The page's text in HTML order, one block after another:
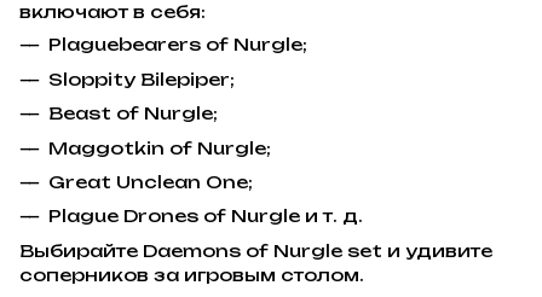
включают в себя:
Plaguebearers of Nurgle;
Sloppity Bilepiper;
Beast of Nurgle;
Maggotkin of Nurgle;
Great Unclean One;
Plague Drones of Nurgle и т. д.
Выбирайте Daemons of Nurgle set и удивите
соперников за игровым столом.